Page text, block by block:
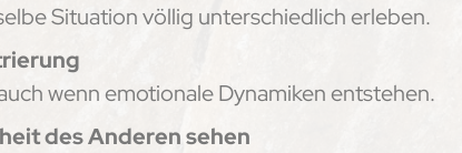
Situation völlig unterschiedlich erleben.
wenn emotionale Dynamiken entstehen.
des Anderen sehen